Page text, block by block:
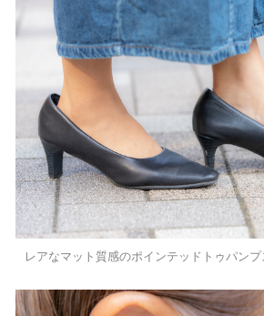
レアなマット質感のポインテッドトゥパン